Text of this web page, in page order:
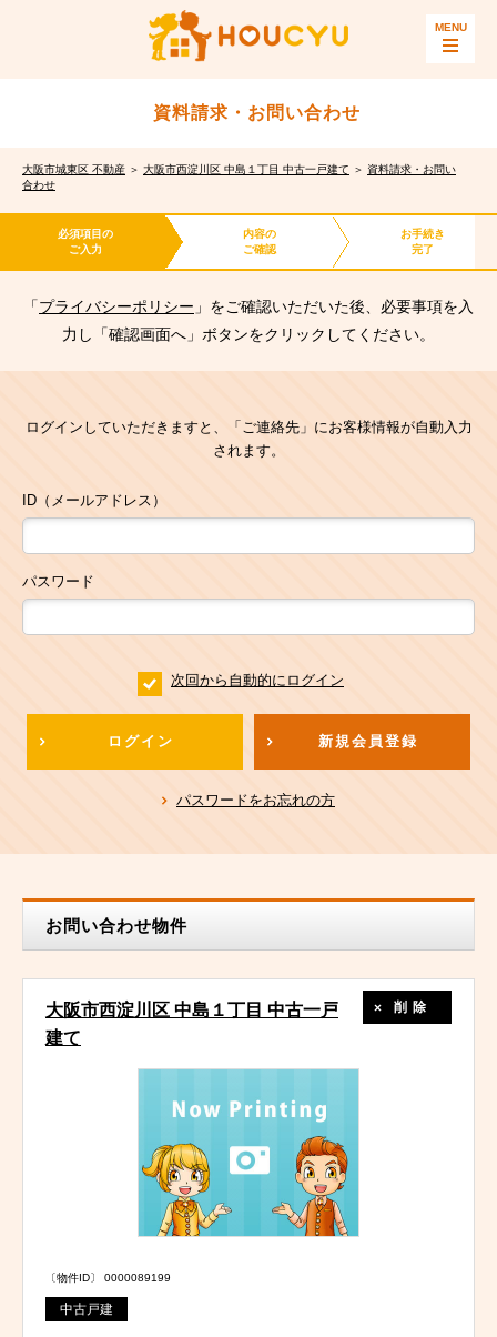
資料請求・お問い合わせ
大阪市城東区 不動産 ＞ 大阪市西淀川区 中島１丁目 中古一戸建て ＞ 資料請求・お問い
合わせ
必須項目の
ご入力
内容の
ご確認
お手続き
完了
「プライバシーポリシー 」をご確認いただいた後、必要事項を入
力し「確認画面へ」ボタンをクリックしてください。
ログインしていただきますと、「ご連絡先」にお客様情報が自動入力
されます。
ID（メールアドレス）
パスワード
次回から自動的にログイン
ログイン 新規会員登録
パスワードをお忘れの方
お問い合わせ物件
大阪市西淀川区 中島１丁目 中古一戸
建て
削除
〔物件ID〕 0000089199
中古戸建